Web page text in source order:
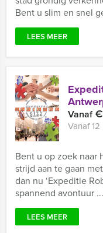
Bent u slim en snel
LEES MEER
Vanaf€
Vanaf
Bent u op zoek naar
strijd aan te gaan
dan nu ‘Expeditie
spannend avontuur ...
LEES MEER